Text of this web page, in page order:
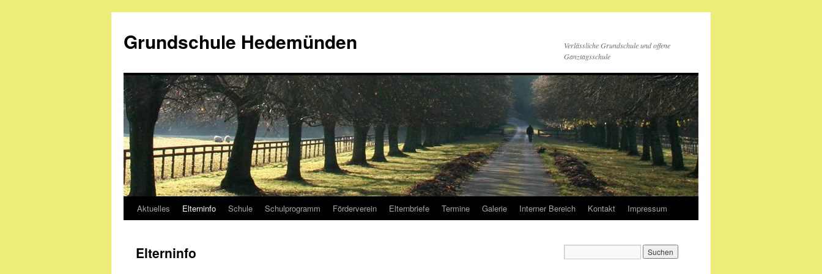
springen
Grundschule Hedemünden
Verlässliche Grundschule und offene
Ganztagsschule
Aktuelles Elterninfo Schule Schulprogramm Förderverein Elternbriefe Termine Galerie Interner Bereich Kontakt Impressum
Elterninfo